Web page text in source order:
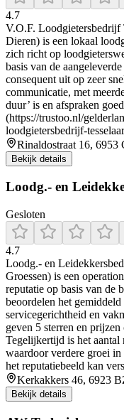
4.7
V.O.F. Loodgietersbedrijf
Dieren) is een lokaal
zich richt op
basis van de
consequent uit op zeer
communicatie, met
duur’ is en afspraken
(https://trustoo.nl/
loodgietersbedrijf-
Rinaldostraat 16, 6953
Bekijk details
Loodg.- en
Gesloten
4.7
Loodg.- en
Groessen) is een
reputatie op basis van de
beoordelen het
servicegerichtheid en
geven 5 sterren en
Tegelijkertijd is het
waardoor verdere groei
het reputatiebeeld kan
Kerkakkers 46, 6923
Bekijk details